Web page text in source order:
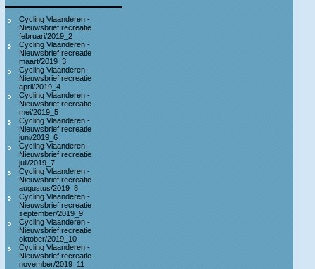
Cycling Vlaanderen -
Nieuwsbrief recreatie
februari/2019_2
Cycling Vlaanderen -
Nieuwsbrief recreatie
maart/2019_3
Cycling Vlaanderen -
Nieuwsbrief recreatie
april/2019_4
Cycling Vlaanderen -
Nieuwsbrief recreatie
mei/2019_5
Cycling Vlaanderen -
Nieuwsbrief recreatie
juni/2019_6
Cycling Vlaanderen -
Nieuwsbrief recreatie
juli/2019_7
Cycling Vlaanderen -
Nieuwsbrief recreatie
augustus/2019_8
Cycling Vlaanderen -
Nieuwsbrief recreatie
september/2019_9
Cycling Vlaanderen -
Nieuwsbrief recreatie
oktober/2019_10
Cycling Vlaanderen -
Nieuwsbrief recreatie
november/2019_11